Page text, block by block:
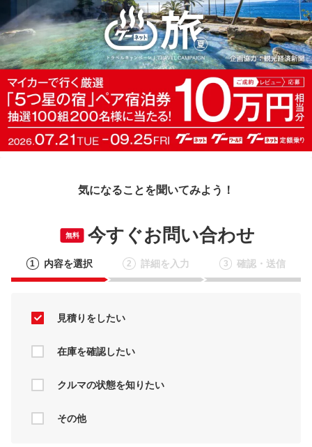
気になることを聞いてみよう！
無料 今すぐお問い合わせ
1 内容を選択 2 詳細を入力 3 確認・送信
見積りをしたい
在庫を確認したい
クルマの状態を知りたい
その他